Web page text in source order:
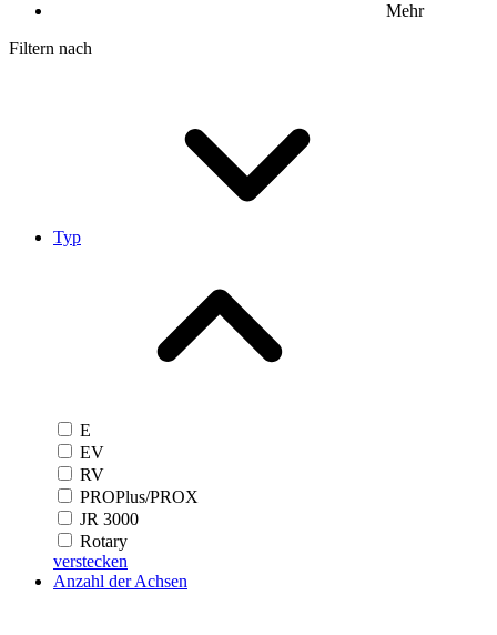
Mehr
Filtern nach
Typ
E
EV
RV
PROPlus/PROX
JR 3000
Rotary
verstecken
Anzahl der Achsen